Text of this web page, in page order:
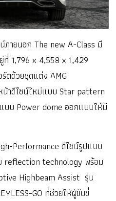
ภายนอก The new A-Class มี
1,796 x 4,558 x 1,429
ตด้วยชุดแต่ง AMG
าดีไซน์ใหม่แบบ Star pattern
บบ Power dome ออกแบบให้มี
Performance ดีไซน์รูปแบบ
reflection technology พร้อม
Highbeam Assist รุ่น
GO ที่ช่วยให้ผู้ขับขี่